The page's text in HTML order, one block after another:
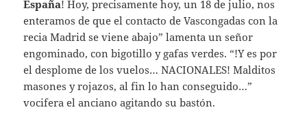
España! Hoy, precisamente hoy, un 18 de julio, nos
enteramos de que el contacto de Vascongadas con la
recia Madrid se viene abajo” lamenta un señor
engominado, con bigotillo y gafas verdes. “!Y es por
el desplome de los vuelos… NACIONALES! Malditos
masones y rojazos, al fin lo han conseguido…”
vocifera el anciano agitando su bastón.